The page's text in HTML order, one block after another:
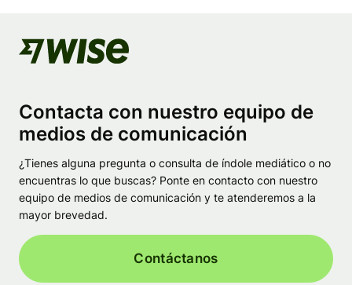
Contacta con nuestro equipo de
medios de comunicación
¿Tienes alguna pregunta o consulta de índole mediático o no
encuentras lo que buscas? Ponte en contacto con nuestro
equipo de medios de comunicación y te atenderemos a la
mayor brevedad.
Contáctanos